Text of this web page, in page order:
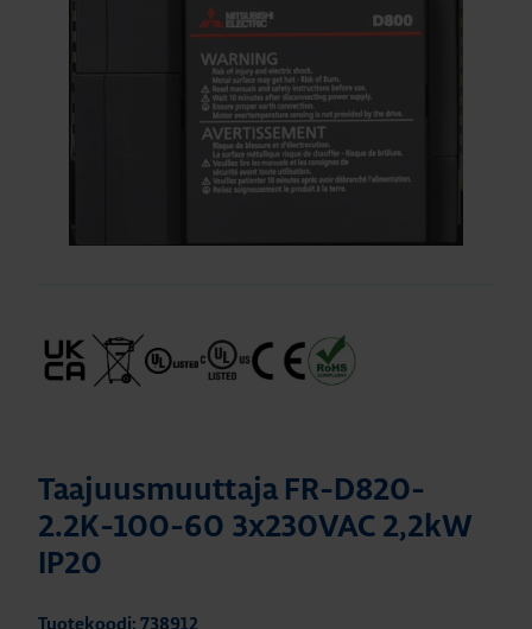
Taajuusmuuttaja FR-D820-
2.2K-100-60 3x230VAC 2,2kW
IP20
Tuotekoodi: 738912